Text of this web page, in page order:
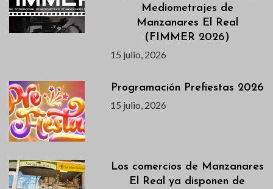
Mediometrajes de
Manzanares El Real
(FIMMER 2026)
15 julio, 2026
Programación Prefiestas 2026
15 julio, 2026
Los comercios de Manzanares
El Real ya disponen de